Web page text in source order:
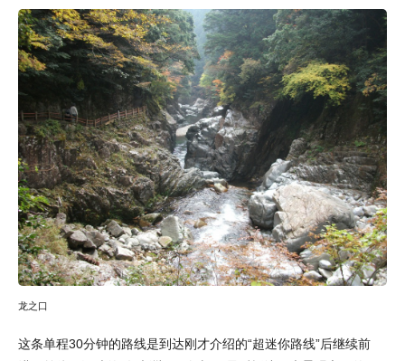
龙之口
这条单程30分钟的路线是到达刚才介绍的“超迷你路线”后继续前